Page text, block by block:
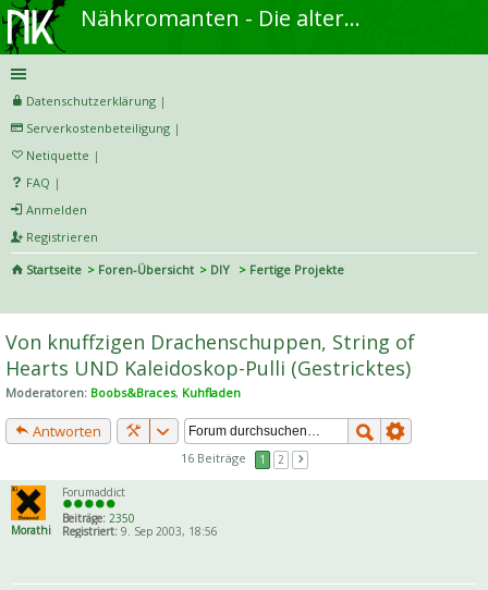
Nähkromanten - Die alternative Näh- und DIY-Community
Datenschutzerklärung |
Serverkostenbeteiligung |
Netiquette |
FAQ |
Anmelden
Registrieren
Startseite
Foren-Übersicht DIY
Fertige Projekte
he
Von knuffzigen Drachenschuppen, String of
Hearts UND Kaleidoskop-Pulli (Gestricktes)
Moderatoren: Boobs&Braces, Kuhfladen
Antworten
16 Beiträge 1 2
Morathi
Forumaddict
Beiträge: 2350
Registriert: 9. Sep 2003, 18:56